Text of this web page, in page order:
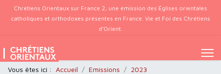
Chrétiens Orientaux sur France 2, une émission des Églises orientales
catholiques et orthodoxes présentes en France. Vie et Foi des Chrétiens
d’Orient.
Vous êtes ici : Accueil Emissions
2023